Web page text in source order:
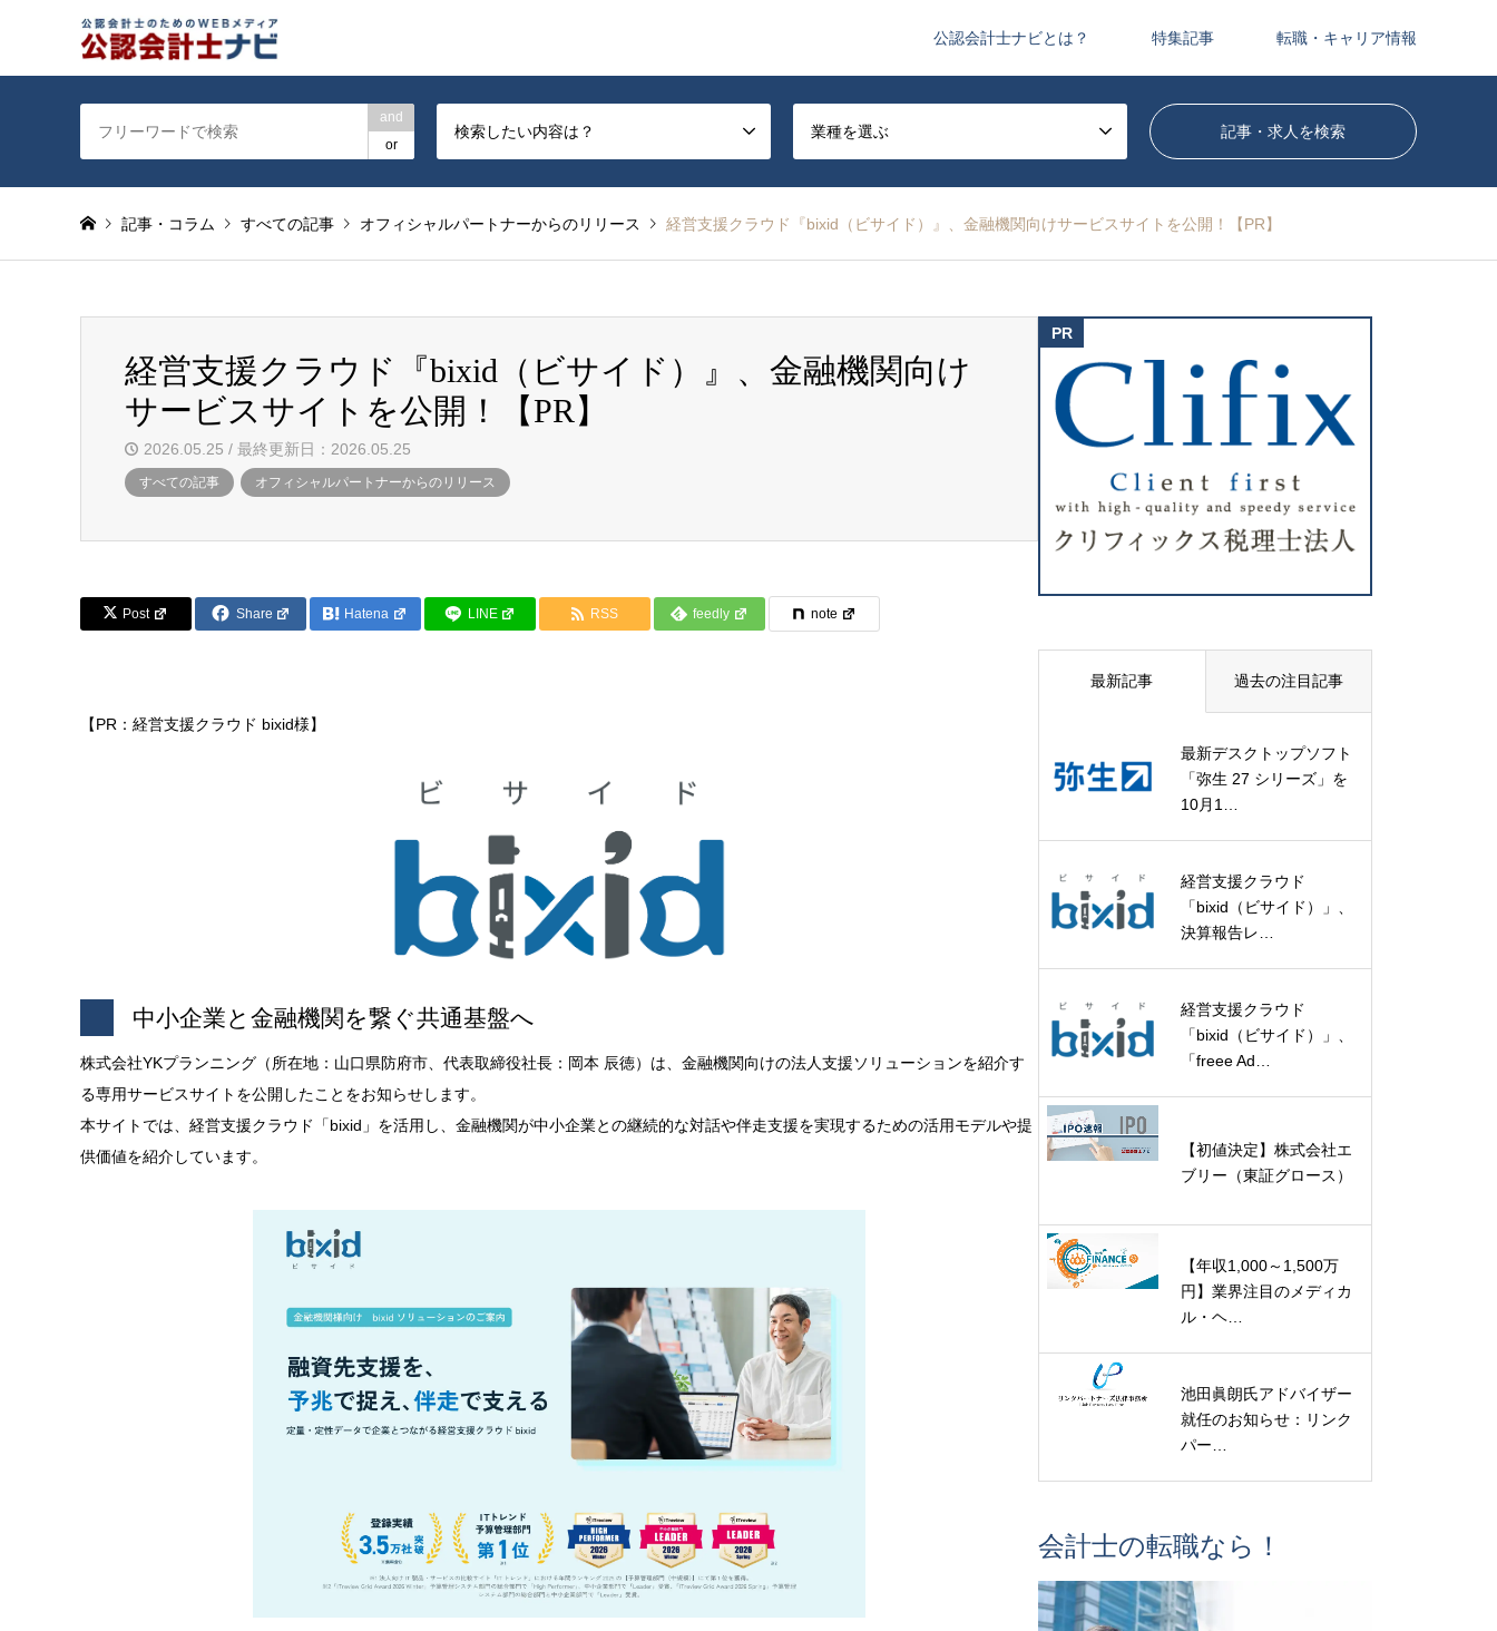
公認会計士ナビとは？ 特集記事 転職・キャリア情報
and
or
検索したい内容は？ 業種を選ぶ
記事・コラム すべての記事 オフィシャルパートナーからのリリース 経営支援クラウド『bixid（ビサイド）』、金融機関向けサービスサイトを公開！【PR】
経営支援クラウド『bixid（ビサイド）』、金融機関向け
サービスサイトを公開！【PR】
2026.05.25 / 最終更新日：2026.05.25
すべての記事 オフィシャルパートナーからのリリース
Post Share Hatena LINE RSS feedly note
【PR：経営支援クラウド bixid様】
中小企業と金融機関を繋ぐ共通基盤へ
株式会社YKプランニング（所在地：山口県防府市、代表取締役社長：岡本 辰徳）は、金融機関向けの法人支援ソリューションを紹介す
る専用サービスサイトを公開したことをお知らせします。
本サイトでは、経営支援クラウド「bixid」を活用し、金融機関が中小企業との継続的な対話や伴走支援を実現するための活用モデルや提
供価値を紹介しています。
最新記事 過去の注目記事
最新デスクトップソフト
「弥生 27 シリーズ」を
10月1…
経営支援クラウド
「bixid（ビサイド）」、
決算報告レ…
経営支援クラウド
「bixid（ビサイド）」、
「freee Ad…
【初値決定】株式会社エ
ブリー（東証グロース）
【年収1,000～1,500万
円】業界注目のメディカ
ル・ヘ…
池田眞朗氏アドバイザー
就任のお知らせ：リンク
パー…
会計士の転職なら！